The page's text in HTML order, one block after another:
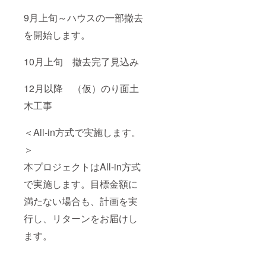
9月上旬～ハウスの一部撤去
を開始します。
10月上旬 撤去完了見込み
12月以降 （仮）のり面土
木工事
＜All-in方式で実施します。
＞
本プロジェクトはAll-in方式
で実施します。目標金額に
満たない場合も、計画を実
行し、リターンをお届けし
ます。